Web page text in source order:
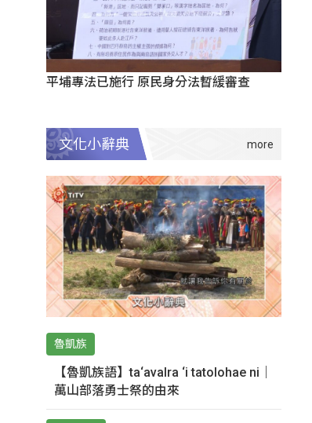
平埔專法已施行 原民身分法暫緩審查
文化小辭典
魯凱族
【魯凱族語】ta‘avalra ‘i tatolohae ni｜
萬山部落勇士祭的由來